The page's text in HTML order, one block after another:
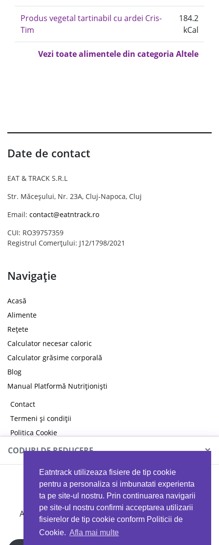
Eatntrack utilizeaza fisiere de tip cookie
pentru a personaliza si imbunatati experienta
ta pe site-ul nostru. Prin continuarea navigarii
pe site-ul nostru confirmi acceptarea utilizarii
fisierelor de tip cookie conform Politicii de
Cookie. Afla mai multe
Produs vegetal tartinabil cu ardei Cris-
Tim
184.2
kCal
Vezi toate alimentele din categoria Altele
Date de contact
EAT & TRACK S.R.L
Str. Măceșului, Nr. 23A, Cluj-Napoca, Cluj
Email: contact@eatntrack.ro
CUI: RO39757359
Registrul Comerțului: J12/1798/2021
Navigație
Acasă
Alimente
Rețete
Calculator necesar caloric
Calculator grăsime corporală
Blog
Manual Platformă Nutriționiști
Contact
Termeni și condiții
Politica Cookie
Politica de confidențialitate
CODURI DE REDUCERE ×
MYPROTEIN
Ai 40%reducere la orice comandă folosind codul
EATTRACK